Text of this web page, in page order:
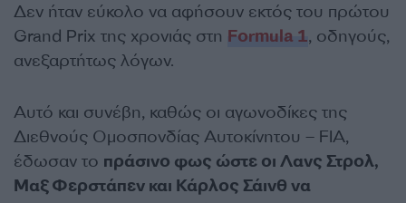
Δεν ήταν εύκολο να αφήσουν εκτός του πρώτου
Grand Prix της χρονιάς στη Formula 1, οδηγούς,
ανεξαρτήτως λόγων.
Αυτό και συνέβη, καθώς οι αγωνοδίκες της
Διεθνούς Ομοσπονδίας Αυτοκίνητου – FIA,
έδωσαν το πράσινο φως ώστε οι Λανς Στρολ,
Μαξ Φερστάπεν και Κάρλος Σάινθ να